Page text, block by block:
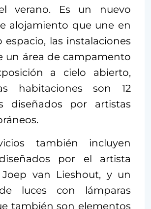
verano. Es un nuevo
alojamiento que une en
las instalaciones
un área de campamento
a cielo abierto,
habitaciones son 12
diseñados por artistas
también incluyen
por el artista
Joep van Lieshout, y un
luces con lámparas
también son elementos